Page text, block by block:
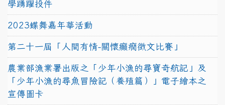
學踴躍投件
2023蝶舞嘉年華活動
第二十一屆「人間有情-關懷癲癇徵文比賽」
農業部漁業署出版之「少年小漁的尋寶奇航記」及
「少年小漁的尋魚冒險記（養殖篇）」電子繪本之
宣傳圖卡